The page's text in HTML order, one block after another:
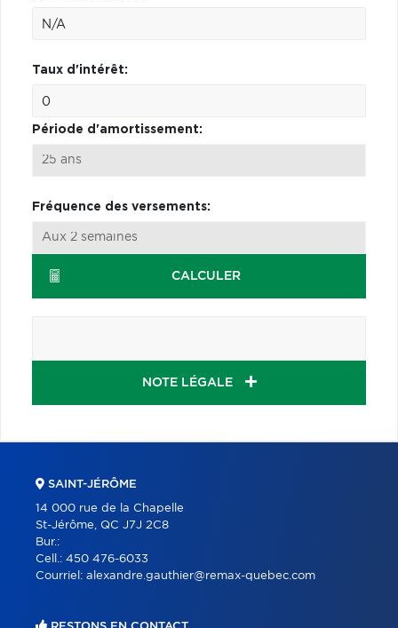
Taux d'intérêt:
Période d'amortissement:
Fréquence des versements:
CALCULER
NOTE LÉGALE
SAINT-JÉRÔME
14 000 rue de la Chapelle
St-Jérôme, QC J7J 2C8
Bur.:
Cell.: 450 476-6033
Courriel: alexandre.gauthier@remax-quebec.com